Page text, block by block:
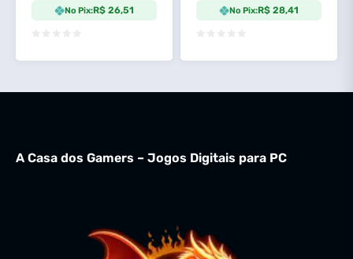
No Pix:R$ 26,51 No Pix:R$ 28,41
A Casa dos Gamers – Jogos Digitais para PC